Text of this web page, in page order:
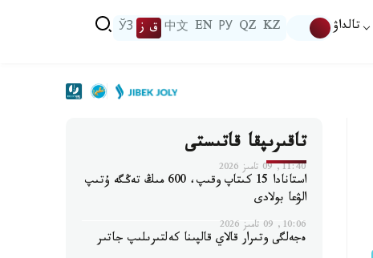
تالداۋ KZ
QZ
РУ
EN
中文 ق ز ЎЗ
تاقىرىپقا قاتىستى
11:40, 09 تامىز 2026
استانادا 15 كىتاپ وقىپ، 600 مىڭ تەڭگە ۇتىپ
الۋعا بولادى
10:06, 09 تامىز 2026
ەجەلگى وتىرار قالاي قالپىنا كەلتىرىلىپ جاتىر